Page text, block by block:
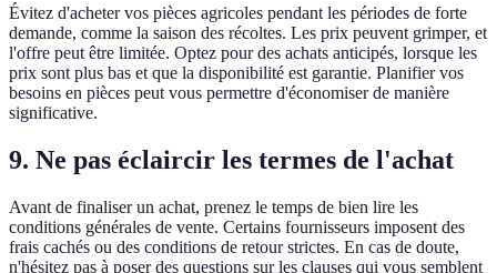
Évitez d'acheter vos pièces agricoles pendant les périodes de forte
demande, comme la saison des récoltes. Les prix peuvent grimper, et
l'offre peut être limitée. Optez pour des achats anticipés, lorsque les
prix sont plus bas et que la disponibilité est garantie. Planifier vos
besoins en pièces peut vous permettre d'économiser de manière
significative.
9. Ne pas éclaircir les termes de l'achat
Avant de finaliser un achat, prenez le temps de bien lire les
conditions générales de vente. Certains fournisseurs imposent des
frais cachés ou des conditions de retour strictes. En cas de doute,
n'hésitez pas à poser des questions sur les clauses qui vous semblent